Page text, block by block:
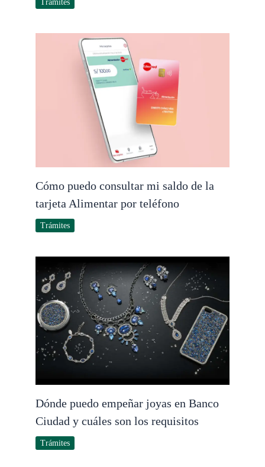
Trámites
Cómo puedo consultar mi saldo de la
tarjeta Alimentar por teléfono
Trámites
Dónde puedo empeñar joyas en Banco
Ciudad y cuáles son los requisitos
Trámites